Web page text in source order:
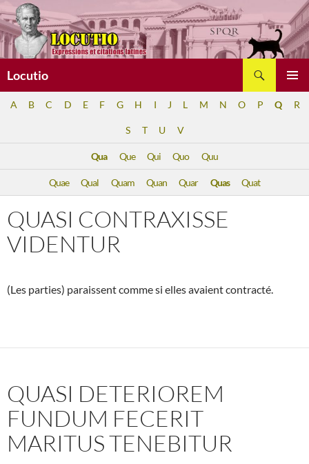
Aller
au
contenu
Locutio
A B C D E F G H I J L M N O P Q R
S T U V
Qua Que Qui Quo Quu
Quae Qual Quam Quan Quar Quas Quat
QUASI CONTRAXISSE
VIDENTUR
(Les parties) paraissent comme si elles avaient contracté.
QUASI DETERIOREM
FUNDUM FECERIT
MARITUS TENEBITUR